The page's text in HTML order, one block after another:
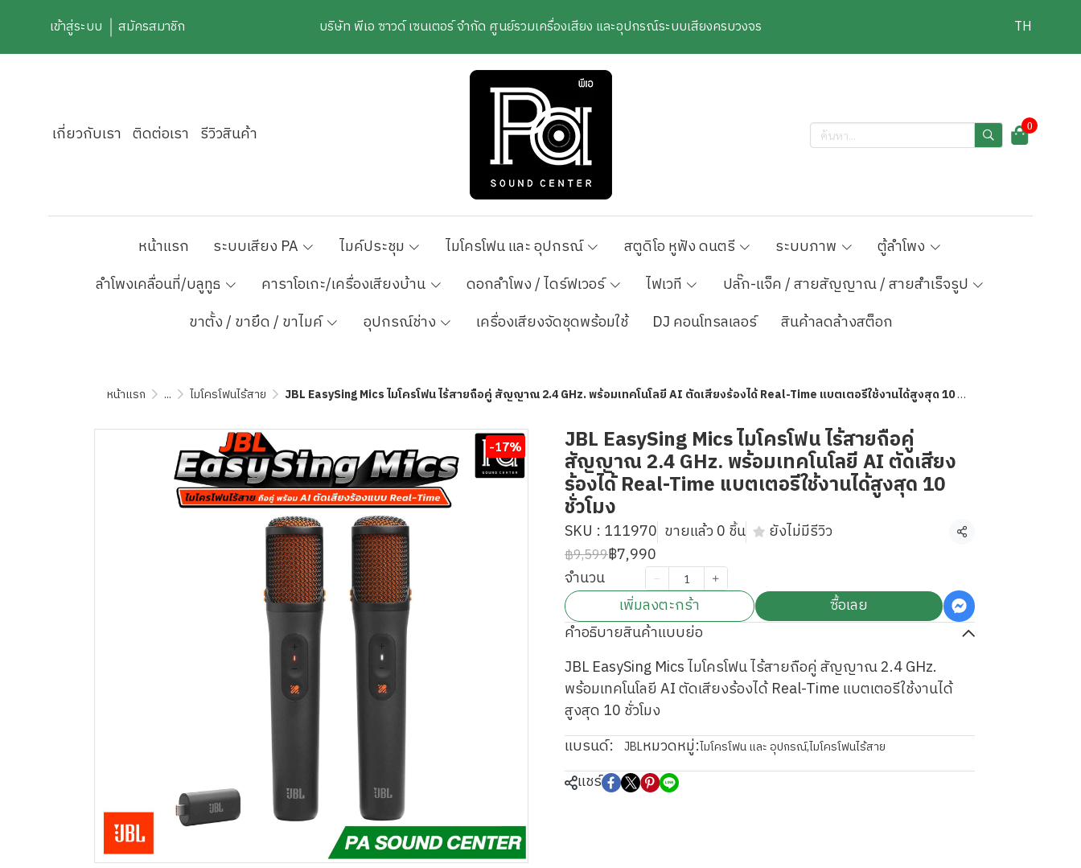
เข้าสู่ระบบ สมัครสมาชิก บริษัท พีเอ ซาวด์ เซนเตอร์ จำกัด ศูนย์รวมเครื่องเสียง และอุปกรณ์ระบบเสียงครบวงจร TH
เกี่ยวกับเรา ติดต่อเรา รีวิวสินค้า 0
หน้าแรก ระบบเสียง PA ไมค์ประชุม ไมโครโฟน และ อุปกรณ์ สตูดิโอ หูฟัง ดนตรี ระบบภาพ
ตู้ลำโพง
ลำโพงเคลื่อนที่/บลูทูธ
คาราโอเกะ/เครื่องเสียงบ้าน ดอกลำโพง / ไดร์ฟเวอร์ ไฟเวที
ปลั๊ก-แจ็ค / สายสัญญาณ / สายสำเร็จรูป
ขาตั้ง / ขายึด / ขาไมค์
อุปกรณ์ช่าง เครื่องเสียงจัดชุดพร้อมใช้ DJ คอนโทรลเลอร์ สินค้าลดล้างสต็อก
หน้าแรก ... ไมโครโฟนไร้สาย JBL EasySing Mics ไมโครโฟน ไร้สายถือคู่ สัญญาณ 2.4 GHz. พร้อมเทคโนโลยี AI ตัดเสียงร้องได้ Real-Time แบตเตอรีใช้งานได้สูงสุด 10 ชั่วโมง
-17% JBL EasySing Mics ไมโครโฟน ไร้สายถือคู่
สัญญาณ 2.4 GHz. พร้อมเทคโนโลยี AI ตัดเสียง
ร้องได้ Real-Time แบตเตอรีใช้งานได้สูงสุด 10
ชั่วโมง
SKU : 111970 ขายแล้ว 0 ชิ้น ยังไม่มีรีวิว แชร์
฿9,599฿7,990
จำนวน
เพิ่มลงตะกร้า
ซื้อเลย
คำอธิบายสินค้าแบบย่อ
JBL EasySing Mics ไมโครโฟน ไร้สายถือคู่ สัญญาณ 2.4 GHz.
พร้อมเทคโนโลยี AI ตัดเสียงร้องได้ Real-Time แบตเตอรีใช้งานได้
สูงสุด 10 ชั่วโมง
แบรนด์:
JBLหมวดหมู่:ไมโครโฟน และ อุปกรณ์,ไมโครโฟนไร้สาย
แชร์